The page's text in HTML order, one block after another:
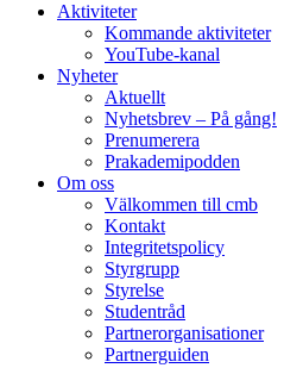
Aktiviteter
Kommande aktiviteter
YouTube-kanal
Nyheter
Aktuellt
Nyhetsbrev – På gång!
Prenumerera
Prakademipodden
Om oss
Välkommen till cmb
Kontakt
Integritetspolicy
Styrgrupp
Styrelse
Studentråd
Partnerorganisationer
Partnerguiden